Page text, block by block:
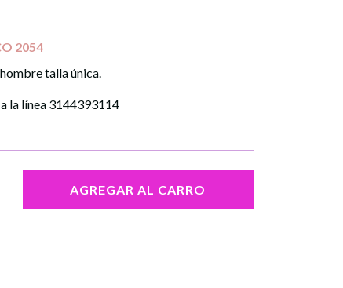
2054
talla única.
la línea 3144393114
AGREGAR AL CARRO